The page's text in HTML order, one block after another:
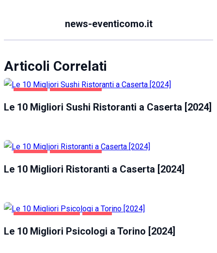
news-eventicomo.it
Articoli Correlati
Le 10 Migliori Sushi Ristoranti a Caserta [2024]
Le 10 Migliori Ristoranti a Caserta [2024]
Le 10 Migliori Psicologi a Torino [2024]